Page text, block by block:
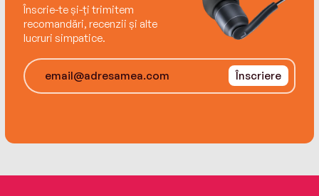
Înscrie-te și-ți trimitem
recomandări, recenzii și alte
lucruri simpatice.
Înscriere